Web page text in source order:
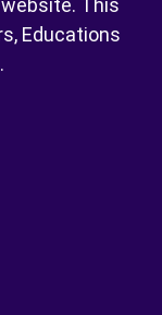
This
Educations